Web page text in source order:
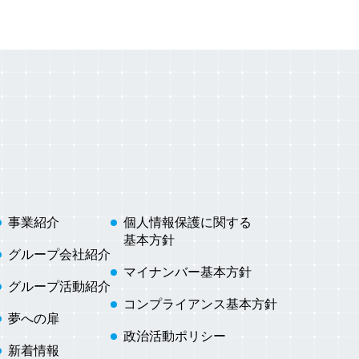
事業紹介
グループ会社紹介
グループ活動紹介
夢への扉
新着情報
個人情報保護に関する
基本方針
マイナンバー基本方針
コンプライアンス基本方針
政治活動ポリシー